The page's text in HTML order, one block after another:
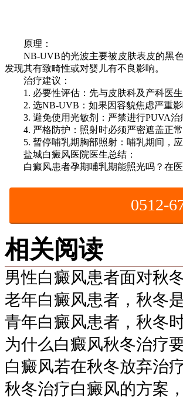
原理：
NB-UVB的光波主要被皮肤表皮的黑色
发现其有致畸性或对婴儿有不良影响。
治疗建议：
1. 必要性评估：先与皮肤科及产科医生
2. 选NB-UVB：如果因容貌焦虑严重影
3. 避免使用光敏剂：严禁进行PUVA治
4. 严格防护：照射时必须严密遮盖正常
5. 暂停哺乳期胸部照射：哺乳期间，应
盐城白癜风医院医生总结：
白癜风患者孕期哺乳期能照光吗？在医
0512-
相关阅读
男性白癜风患者面对秋
老年白癜风患者，秋冬
青年白癜风患者，秋冬
为什么白癜风秋冬治疗
白癜风若在秋冬放弃治
秋冬治疗白癜风的方案